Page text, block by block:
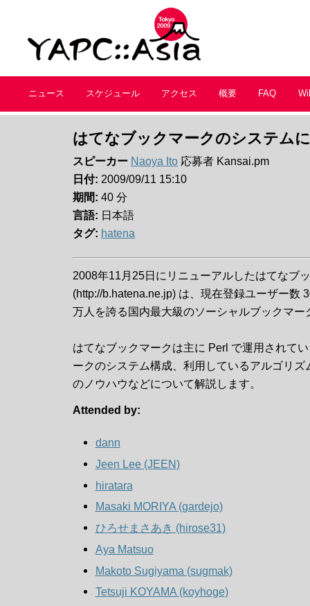
ニュース スケジュール アクセス 概要 FAQ
はてなブックマークのシステム
スピーカー Naoya Ito 応募者 Kansai.pm
日付: 2009/09/11 15:10
期間: 40 分
言語: 日本語
タグ: hatena
2008年11月25日にリニューアルしたはてなブ
(http://b.hatena.ne.jp) は、現在登録ユーザー数
万人を誇る国内最大級のソーシャルブックマー
はてなブックマークは主に Perl で運用されて
ークのシステム構成、利用しているアルゴリズ
のノウハウなどについて解説します。
Attended by:
dann
Jeen Lee (‎JEEN‎)
hiratara
Masaki MORIYA (‎gardejo‎)
ひろせまさあき (‎hirose31‎)
Aya Matsuo
Makoto Sugiyama (‎sugmak‎)
Tetsuji KOYAMA (‎koyhoge‎)